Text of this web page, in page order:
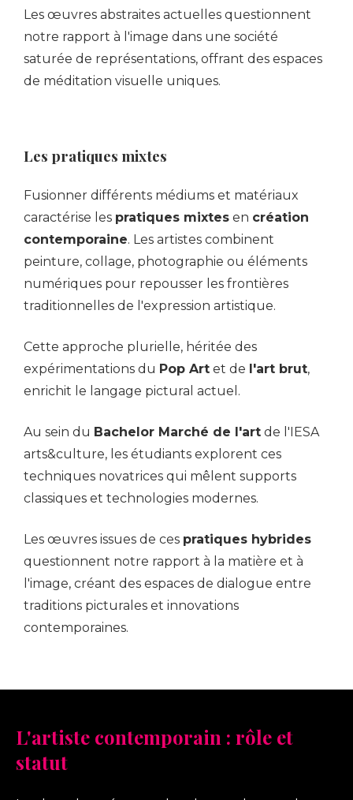
Les œuvres abstraites actuelles questionnent
notre rapport à l'image dans une société
saturée de représentations, offrant des espaces
de méditation visuelle uniques.
Les pratiques mixtes
Fusionner différents médiums et matériaux
caractérise les pratiques mixtes en création
contemporaine. Les artistes combinent
peinture, collage, photographie ou éléments
numériques pour repousser les frontières
traditionnelles de l'expression artistique.
Cette approche plurielle, héritée des
expérimentations du Pop Art et de l'art brut,
enrichit le langage pictural actuel.
Au sein du Bachelor Marché de l'art de l'IESA
arts&culture, les étudiants explorent ces
techniques novatrices qui mêlent supports
classiques et technologies modernes.
Les œuvres issues de ces pratiques hybrides
questionnent notre rapport à la matière et à
l'image, créant des espaces de dialogue entre
traditions picturales et innovations
contemporaines.
L'artiste contemporain : rôle et
statut